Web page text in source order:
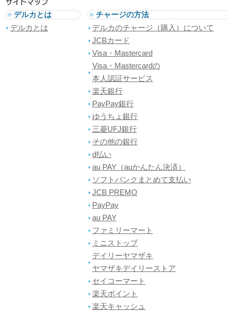
デルカとは
デルカとは
チャージの方法
デルカのチャージ（購入）について
JCBカード
Visa・Mastercard
Visa・Mastercardの
本人認証サービス
楽天銀行
PayPay銀行
ゆうちょ銀行
三菱UFJ銀行
その他の銀行
d払い
au PAY（auかんたん決済）
ソフトバンクまとめて支払い
JCB PREMO
PayPay
au PAY
ファミリーマート
ミニストップ
デイリーヤマザキ
ヤマザキデイリーストア
セイコーマート
楽天ポイント
楽天キャッシュ